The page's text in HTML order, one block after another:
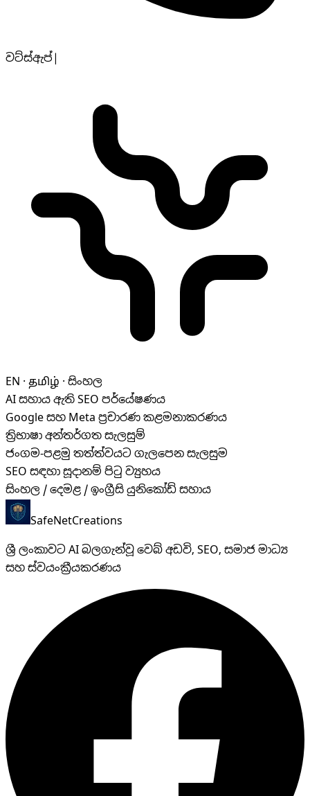
වට්ස්ඇප්
EN · தமிழ் · සිංහල
AI සහාය ඇති SEO පර්යේෂණය
Google සහ Meta ප්‍රචාරණ කළමනාකරණය
ත්‍රිභාෂා අන්තර්ගත සැලසුම්
ජංගම-පළමු තත්ත්වයට ගැලපෙන සැලසුම
SEO සඳහා සූදානම් පිටු ව්‍යුහය
සිංහල / දෙමළ / ඉංග්‍රීසි යුනිකෝඩ් සහාය
SafeNetCreations
ශ්‍රී ලංකාවට AI බලගැන්වූ වෙබ් අඩවි, SEO, සමාජ මාධ්‍ය
සහ ස්වයංක්‍රීයකරණය